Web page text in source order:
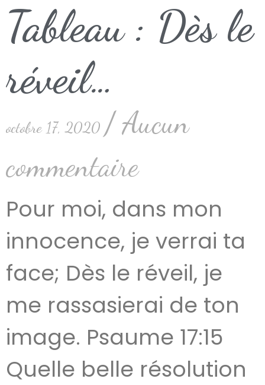
Tableau : Dès le
réveil…
octobre 17, 2020
Aucun
commentaire
Pour moi, dans mon
innocence, je verrai ta
face; Dès le réveil, je
me rassasierai de ton
image. Psaume 17:15
Quelle belle résolution